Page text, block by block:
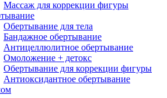
Массаж для коррекции фигуры
Обертывание для тела
Бандажное обертывание
Антицеллюлитное обертывание
Омоложение + детокс
Обертывание для коррекции фигуры
Антиоксидантное обертывание